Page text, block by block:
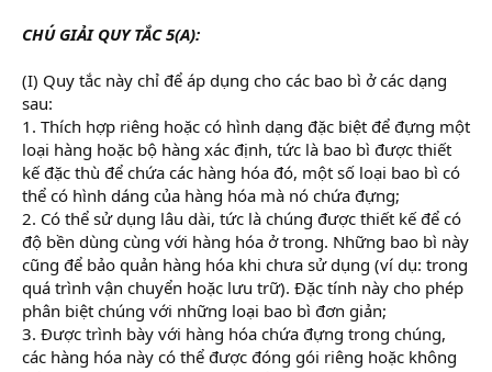
CHÚ GIẢI QUY TẮC 5(A):
(I) Quy tắc này chỉ để áp dụng cho các bao bì ở các dạng
sau:
1. Thích hợp riêng hoặc có hình dạng đặc biệt để đựng một
loại hàng hoặc bộ hàng xác định, tức là bao bì được thiết
kế đặc thù để chứa các hàng hóa đó, một số loại bao bì có
thể có hình dáng của hàng hóa mà nó chứa đựng;
2. Có thể sử dụng lâu dài, tức là chúng được thiết kế để có
độ bền dùng cùng với hàng hóa ở trong. Những bao bì này
cũng để bảo quản hàng hóa khi chưa sử dụng (ví dụ: trong
quá trình vận chuyển hoặc lưu trữ). Đặc tính này cho phép
phân biệt chúng với những loại bao bì đơn giản;
3. Được trình bày với hàng hóa chứa đựng trong chúng,
các hàng hóa này có thể được đóng gói riêng hoặc không